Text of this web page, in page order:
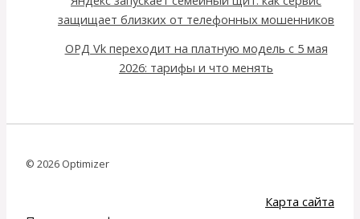
защищает близких от телефонных мошенников
ОРД Vk переходит на платную модель с 5 мая
2026: тарифы и что менять
© 2026 Optimizer
Карта сайта